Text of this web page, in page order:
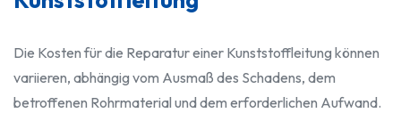
Die Kosten für die Reparatur einer Kunststoffleitung können
variieren, abhängig vom Ausmaß des Schadens, dem
betroffenen Rohrmaterial und dem erforderlichen Aufwand.